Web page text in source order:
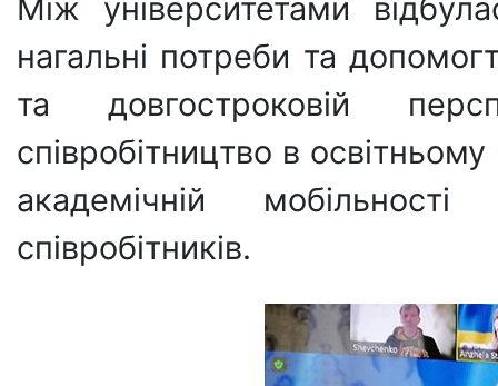
Між університетами
нагальні потреби та
та довгостроковій
співробітництво в
академічній
співробітників.